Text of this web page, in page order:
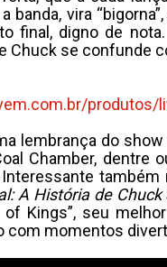
banda, vira
final, digno de
Chuck se confunde
lembrança do
Chamber,
A História de Chuck
of Kings”, seu
com momentos